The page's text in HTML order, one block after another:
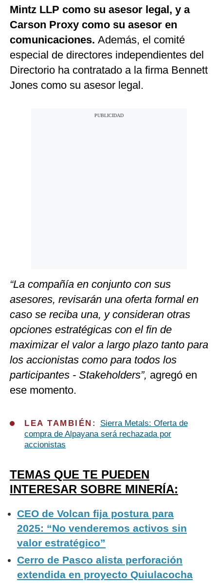
Mintz LLP como su asesor legal, y a
Carson Proxy como su asesor en
comunicaciones. Además, el comité
especial de directores independientes del
Directorio ha contratado a la firma Bennett
Jones como su asesor legal.
“La compañía en conjunto con sus
asesores, revisarán una oferta formal en
caso se reciba una, y consideran otras
opciones estratégicas con el fin de
maximizar el valor a largo plazo tanto para
los accionistas como para todos los
participantes - Stakeholders”, agregó en
ese momento.
LEA TAMBIÉN: Sierra Metals: Oferta de
compra de Alpayana será rechazada por
accionistas
TEMAS QUE TE PUEDEN
INTERESAR SOBRE MINERÍA:
CEO de Volcan fija postura para
2025: “No venderemos activos sin
valor estratégico”
Cerro de Pasco alista perforación
extendida en proyecto Quiulacocha